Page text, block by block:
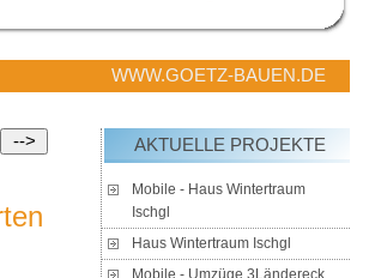
WWW.GOETZ-BAUEN.DE
AKTUELLE PROJEKTE
Mobile - Haus Wintertraum
Ischgl
Haus Wintertraum Ischgl
Mobile - Umzüge 3Ländereck